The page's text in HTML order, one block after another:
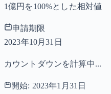
1億円を100%とした相対値
申請期限
2023年10月31日
カウントダウンを計算中...
開始: 2023年1月31日